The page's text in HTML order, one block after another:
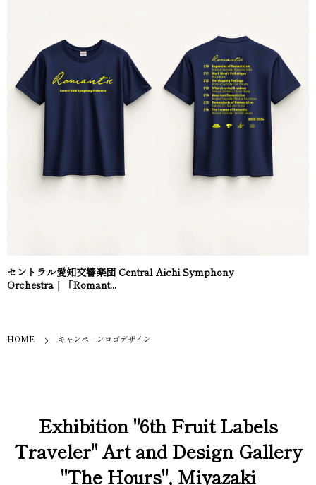
セントラル愛知交響楽団 Central Aichi Symphony
Orchestra｜「Romant...
HOME キャンペーンロゴデザイン
Exhibition "6th Fruit Labels
Traveler" Art and Design Gallery
"The Hours", Miyazaki